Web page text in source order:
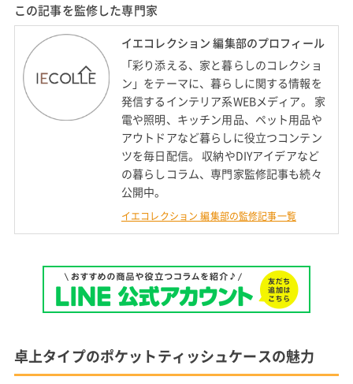
この記事を監修した専門家
イエコレクション 編集部のプロフィール
「彩り添える、家と暮らしのコレクショ
ン」をテーマに、暮らしに関する情報を
発信するインテリア系WEBメディア。 家
電や照明、キッチン用品、ペット用品や
アウトドアなど暮らしに役立つコンテン
ツを毎日配信。 収納やDIYアイデアなど
の暮らしコラム、専門家監修記事も続々
公開中。
イエコレクション 編集部の監修記事一覧
卓上タイプのポケットティッシュケースの魅力